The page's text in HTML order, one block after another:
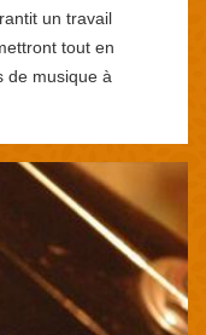
un travail
tout en
de musique à